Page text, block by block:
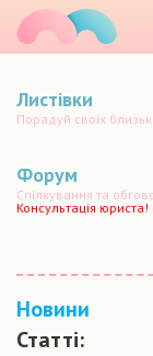
Листівки
Порадуй своїх
Форум
Спілкування та
Консультація юриста!
Новини
Статті: